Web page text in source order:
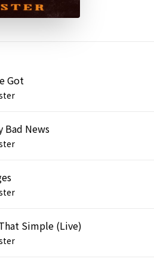
Got
Bad News
Simple (Live)